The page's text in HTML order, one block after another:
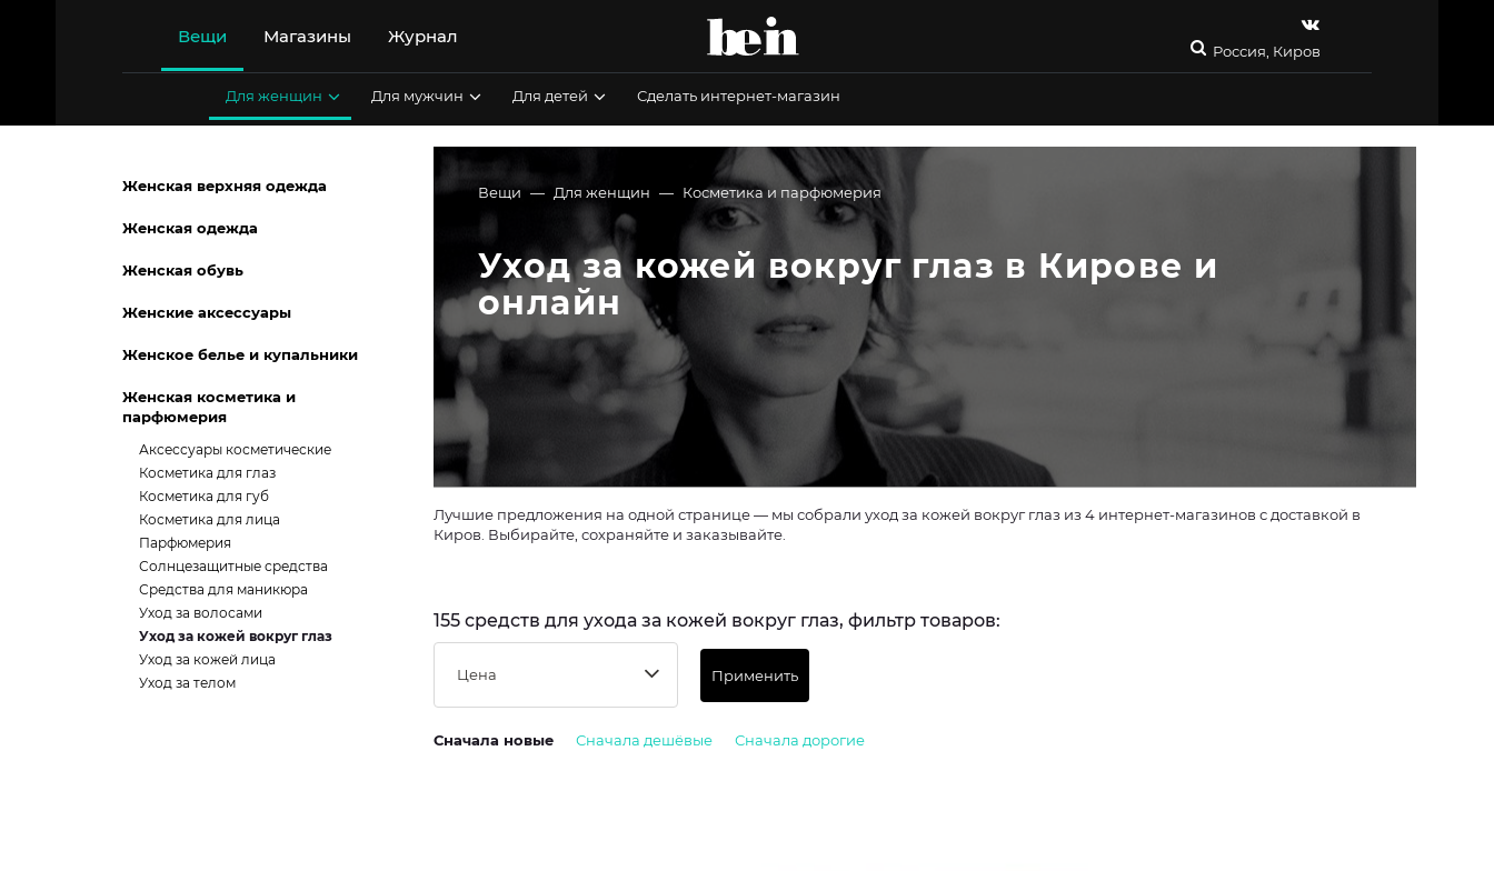
Вещи Магазины Журнал
Россия, Киров
Для женщин Для мужчин Для детей Сделать интернет-магазин
Вещи Для женщин Косметика и парфюмерия
Уход за кожей вокруг глаз в Кирове и
онлайн
Лучшие предложения на одной странице — мы собрали уход за кожей вокруг глаз из 4 интернет-магазинов с доставкой в
Киров. Выбирайте, сохраняйте и заказывайте.
155 средств для ухода за кожей вокруг глаз, фильтр товаров:
Цена Применить
Сначала новые Сначала дешёвые Сначала дорогие
Женская верхняя одежда
Женская одежда
Женская обувь
Женские аксессуары
Женское белье и купальники
Женская косметика и
парфюмерия
Аксессуары косметические
Косметика для глаз
Косметика для губ
Косметика для лица
Парфюмерия
Солнцезащитные средства
Средства для маникюра
Уход за волосами
Уход за кожей вокруг глаз
Уход за кожей лица
Уход за телом